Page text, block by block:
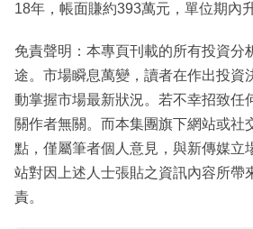
18年，帳面賺約393萬元，單位期內
免責聲明：本專頁刊載的所有投資分
途。市場瞬息萬變，讀者在作出投資
動掌握市場最新狀況。若不幸招致任
關作者無關。而本集團旗下網站或社
點，僅屬筆者個人意見，與新傳媒立
站對因上述人士張貼之資訊內容所帶
責。